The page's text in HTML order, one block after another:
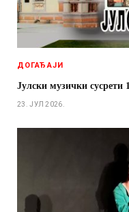
ДОГАЂАЈИ
Јулски музички
23. ЈУЛ 2026.